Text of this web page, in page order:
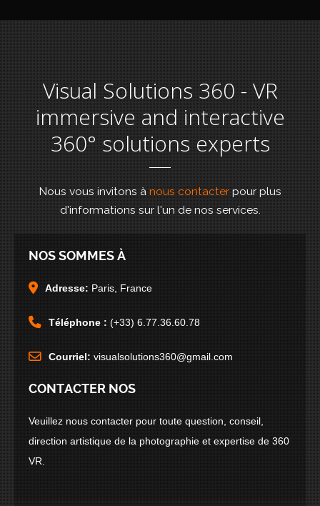
Visual Solutions 360 - VR
immersive and interactive
360° solutions experts
Nous vous invitons à nous contacter pour plus
d'informations sur l'un de nos services.
NOS SOMMES À
Adresse: Paris, France
Téléphone : (+33) 6.77.36.60.78
Courriel: visualsolutions360@gmail.com
CONTACTER NOS
Veuillez nous contacter pour toute question, conseil,
direction artistique de la photographie et expertise de 360
VR.